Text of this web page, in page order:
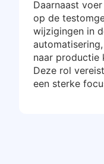
Daarnaast
op de
wijzigingen in
naar productie
Deze rol
een sterke